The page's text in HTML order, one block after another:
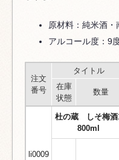
原材料：純米酒
アルコール度：9
注文
番号
タイトル
在庫
状態
数量
li0009
杜の蔵 しそ梅酒
800ml